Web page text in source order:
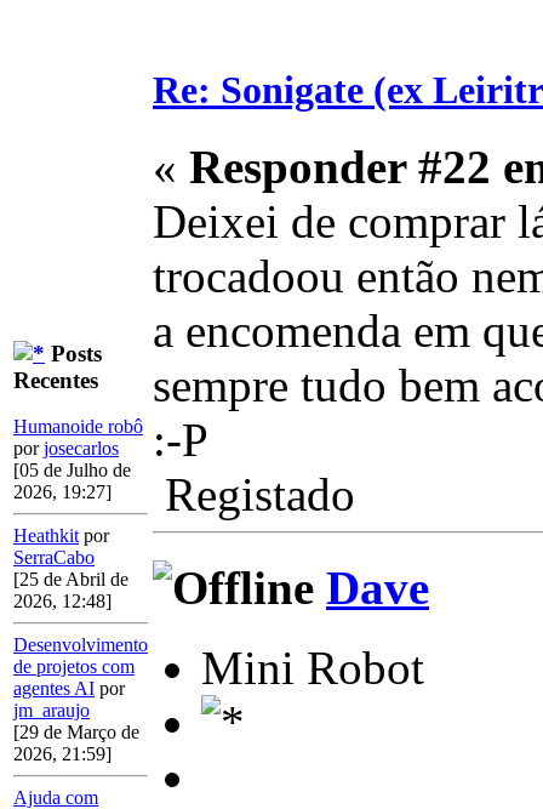
Posts
Recentes
Humanoide robô
porjosecarlos
[05 de Julho de
2026, 19:27]
Heathkit por
SerraCabo
[25 de Abril de
2026, 12:48]
Desenvolvimento
de projetos com
agentes AI por
jm_araujo
[29 de Março de
2026, 21:59]
Ajuda com
Re: Sonigate (ex
« Responder #22
Deixei de comprar
trocadoou então
a encomenda em
sempre tudo bem
:-P
Registado
Dave
Mini Robot